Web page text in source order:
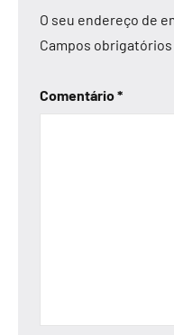
O seu endereço de
Campos
Comentário*